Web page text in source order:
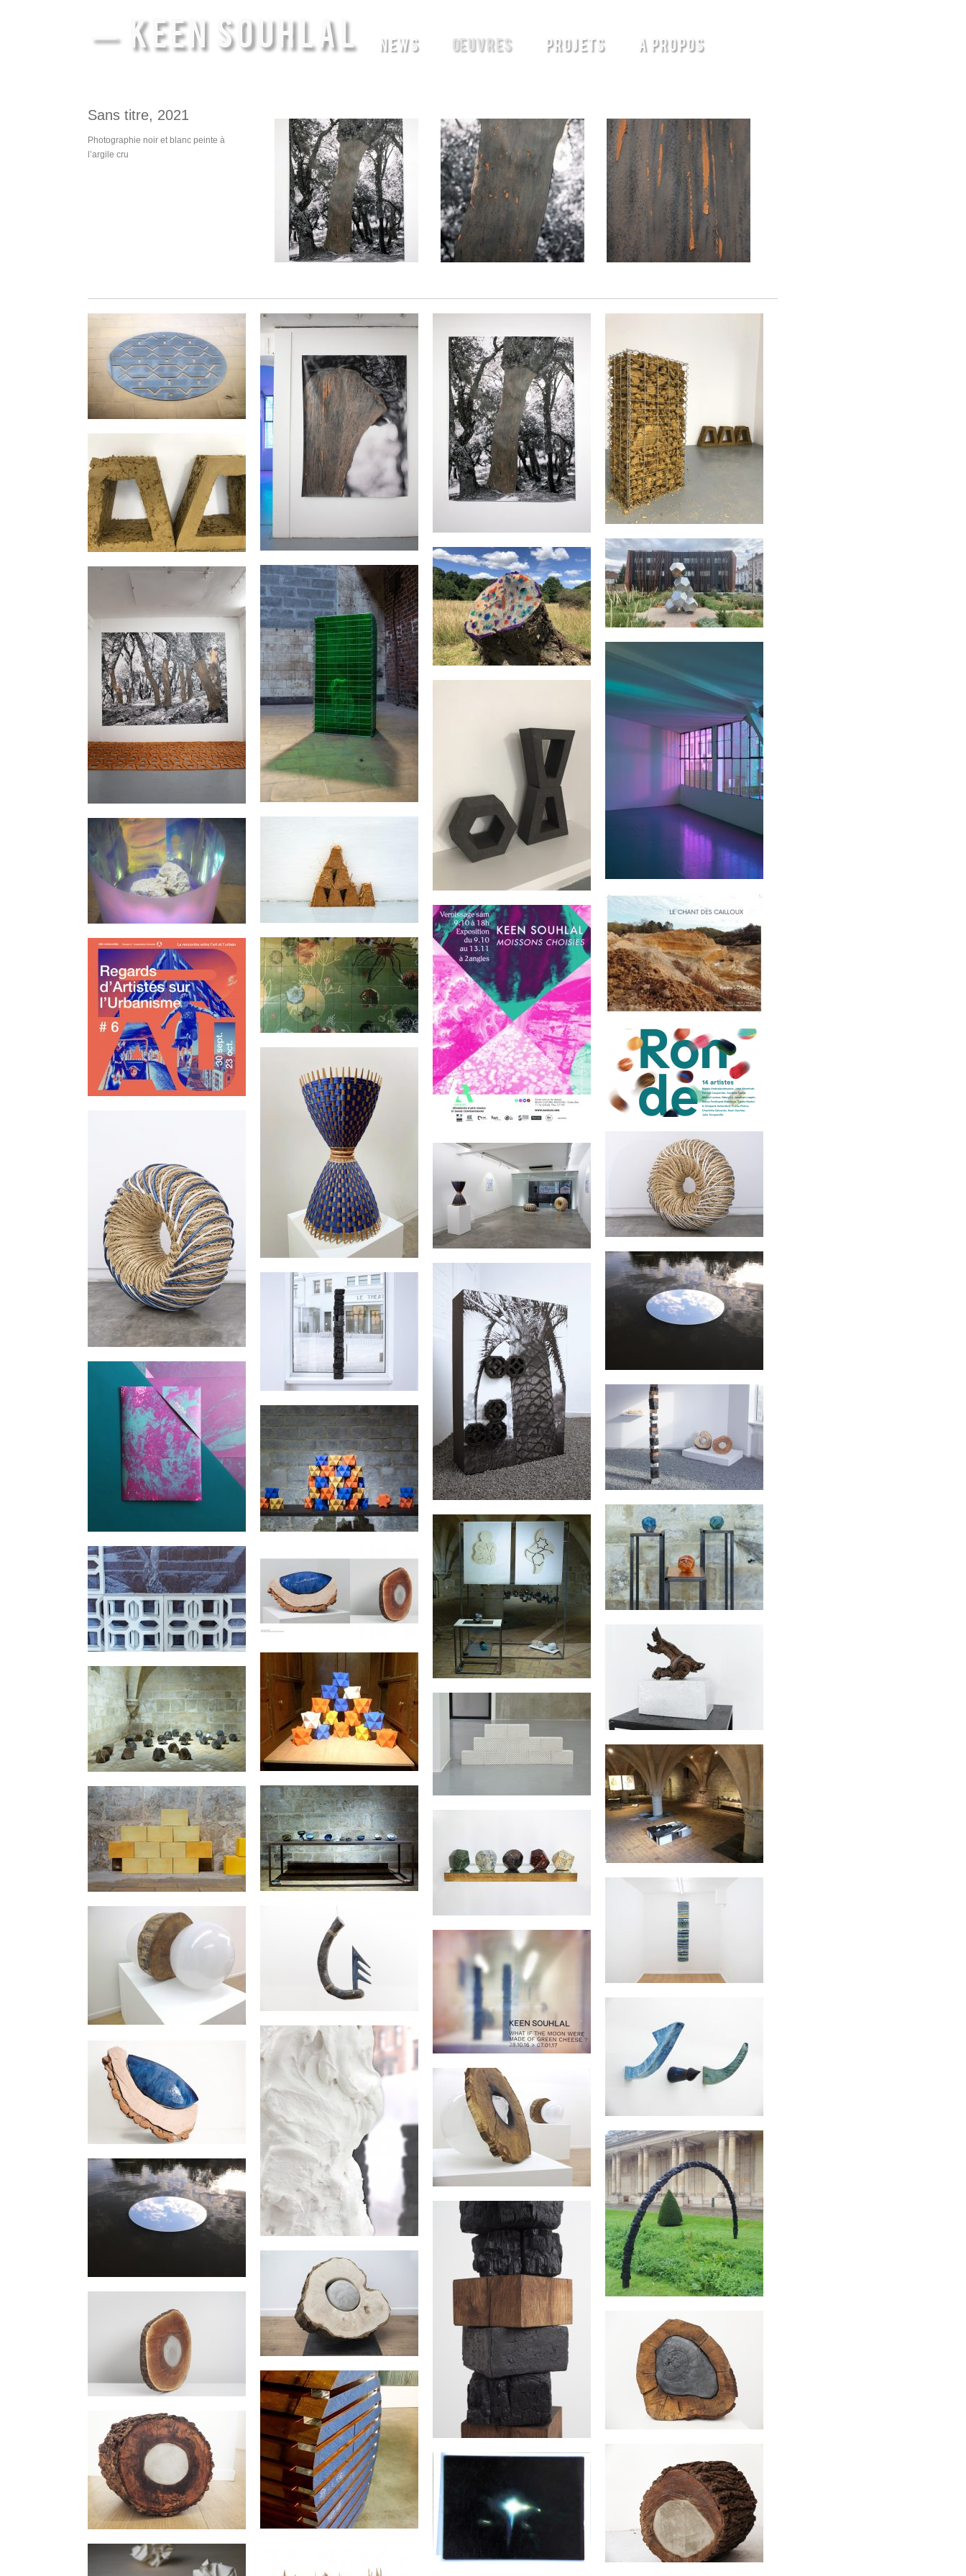
— KEEN SOUHLAL NEWS ŒUVRES PROJETS A PROPOS
Sans titre, 2021
Photographie noir et blanc peinte à
l’argile cru